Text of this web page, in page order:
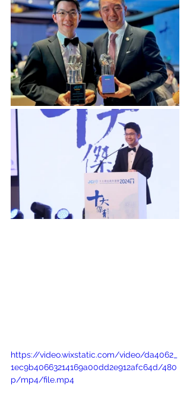
https://video.wixstatic.com/video/da4062_
1ec9b40663214169a00dd2e912afc64d/480
p/mp4/file.mp4